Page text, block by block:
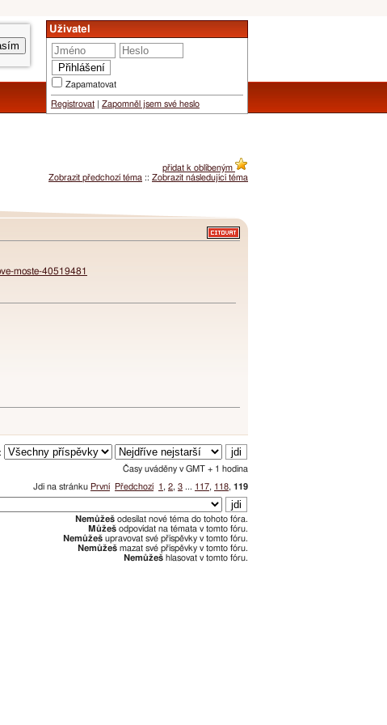
Uživatel
Zapamatovat
Registrovat Zapomněl jsem své heslo
přidat k oblíbeným
Zobrazit předchozí téma :: Zobrazit následující téma
moste-40519481
Časy uváděny v GMT + 1 hodina
Jdi na stránku První Předchozí 1 , 2, 3 ... 117, 118, 119
Nemůžeš odesílat nové téma do tohoto fóra.
Můžeš odpovídat na témata v tomto fóru.
Nemůžeš upravovat své příspěvky v tomto fóru.
Nemůžeš mazat své příspěvky v tomto fóru.
Nemůžeš hlasovat v tomto fóru.